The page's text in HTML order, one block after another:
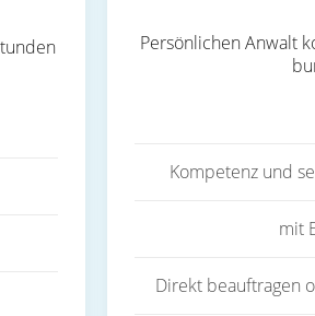
Persönlichen Anwalt
Kompetenz und
mit
Direkt beauftragen